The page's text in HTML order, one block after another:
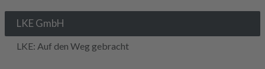
LKE GmbH
LKE: Auf den Weg gebracht